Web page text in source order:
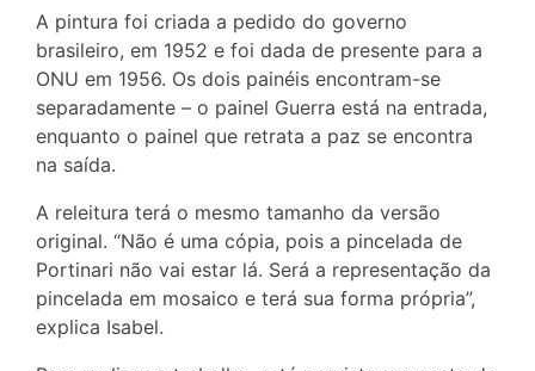
A pintura foi criada a pedido do governo
brasileiro, em 1952 e foi dada de presente para a
ONU em 1956. Os dois painéis encontram-se
separadamente – o painel Guerra está na entrada,
enquanto o painel que retrata a paz se encontra
na saída.
A releitura terá o mesmo tamanho da versão
original. “Não é uma cópia, pois a pincelada de
Portinari não vai estar lá. Será a representação da
pincelada em mosaico e terá sua forma própria”,
explica Isabel.